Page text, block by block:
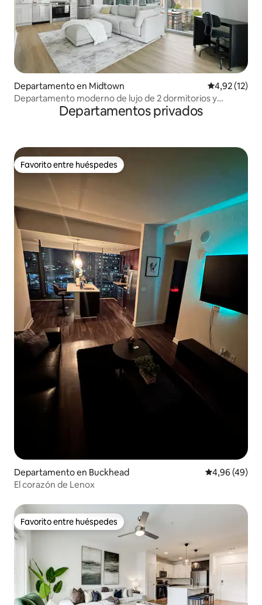
Departamento en Midtown Calificación
4,92 (12)
Departamento moderno de lujo de 2 dormitorios y
2 baños con vistas a la ciudad
Departamentos privados
Favorito entre huéspedes
Favorito entre huéspedes
Departamento en Buckhead Calificación
4,96 (49)
El corazón de Lenox
Favorito entre huéspedes
Favorito entre huéspedes